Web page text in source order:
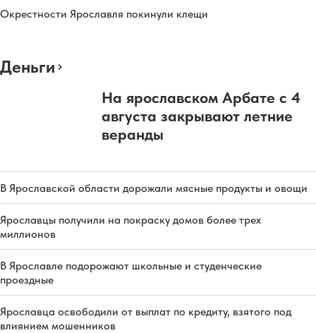
Окрестности Ярославля покинули клещи
Деньги
На ярославском Арбате с 4
августа закрывают летние
веранды
В Ярославской области дорожали мясные продукты и овощи
Ярославцы получили на покраску домов более трех
миллионов
В Ярославле подорожают школьные и студенческие
проездные
Ярославца освободили от выплат по кредиту, взятого под
влиянием мошенников